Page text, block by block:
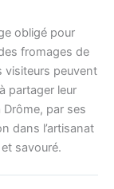
obligé pour
fromages de
visiteurs peuvent
partager leur
par ses
dans l’artisanat
savouré.